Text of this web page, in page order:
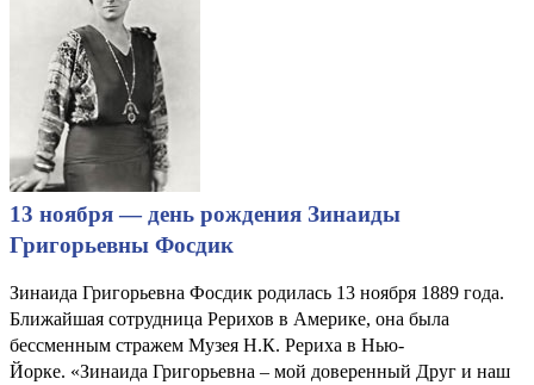
13 ноября — день рождения Зинаиды
Григорьевны Фосдик
Зинаида Григорьевна Фосдик родилась 13 ноября 1889 года.
Ближайшая сотрудница Рерихов в Америке, она была
бессменным стражем Музея Н.К. Рериха в Нью-
Йорке. «Зинаида Григорьевна – мой доверенный Друг и наш